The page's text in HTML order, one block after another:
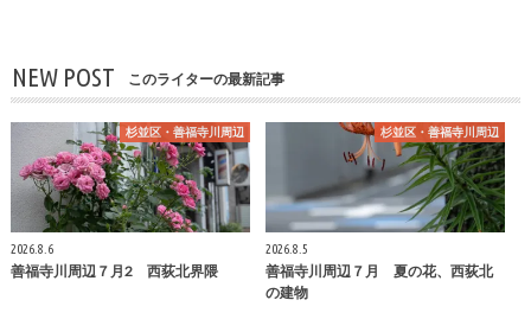
NEW POST このライターの最新記事
杉並区・善福寺川周辺
2026.8.6
善福寺川周辺７月2 西荻北界隈
杉並区・善福寺川周辺
2026.8.5
善福寺川周辺７月 夏の花、西荻北
の建物